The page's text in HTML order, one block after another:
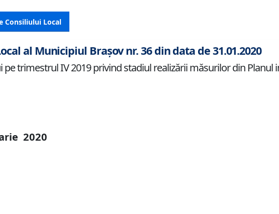
Consiliului Local
al Municipiul Brașov nr. 36 din data de 31.01.2020
trimestrul IV 2019 privind stadiul realizării măsurilor din
2020